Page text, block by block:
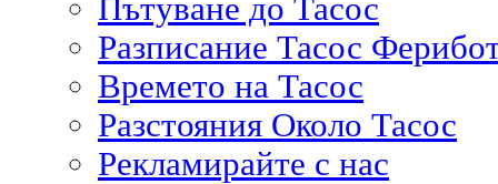
Пътуване до Тасос
Разписание Тасос
Времето на Тасос
Разстояния Около Тасос
Рекламирайте с нас